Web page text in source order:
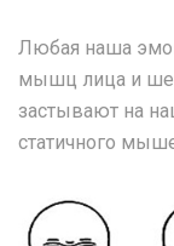
Любая наша
мышц лица и
застывают на
статичного